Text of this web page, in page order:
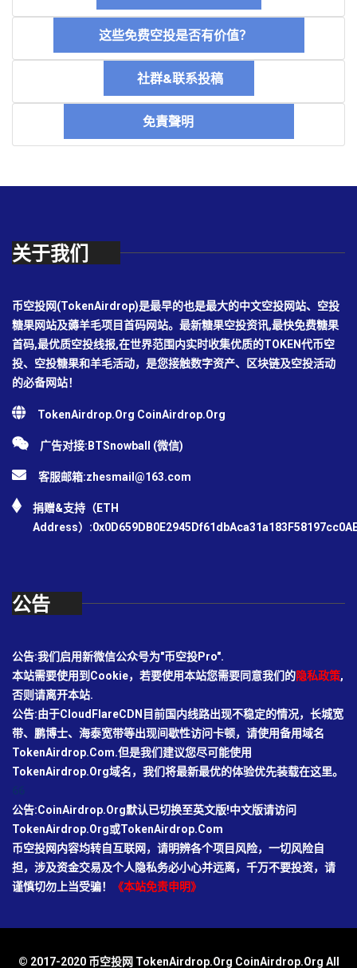
这些免费空投是否有价值？
社群&联系投稿
免責聲明
关于我们
币空投网(TokenAirdrop)是最早的也是最大的中文空投网站、空投
糖果网站及薅羊毛项目首码网站。最新糖果空投资讯,最快免费糖果
首码,最优质空投线报,在世界范围内实时收集优质的TOKEN代币空
投、空投糖果和羊毛活动，是您接触数字资产、区块链及空投活动
的必备网站！
TokenAirdrop.Org CoinAirdrop.Org
广告对接:BTSnowball (微信)
客服邮箱:zhesmail@163.com
捐赠&支持（ETH
Address）
公告
公告:我们启用新微信公众号为"币空投Pro".
本站需要使用到Cookie，若要使用本站您需要同意我们的隐私政策,
否则请离开本站.
公告:由于CloudFlareCDN目前国内线路出现不稳定的情况，长城宽
带、鹏博士、海泰宽带等出现间歇性访问卡顿，请使用备用域名
TokenAirdrop.Com.但是我们建议您尽可能使用
TokenAirdrop.Org域名，我们将最新最优的体验优先装载在这里。
公告:CoinAirdrop.Org默认已切换至英文版!中文版请访问
TokenAirdrop.Org或TokenAirdrop.Com
币空投网内容均转自互联网，请明辨各个项目风险，一切风险自
担，涉及资金交易及个人隐私务必小心并远离，千万不要投资，请
谨慎切勿上当受骗！
《本站免责申明》
© 2017-2020 币空投网 TokenAirdrop.Org CoinAirdrop.Org All